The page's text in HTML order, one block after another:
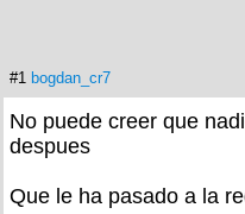
#1 bogdan_cr7
No puede creer que
despues
Que le ha pasado a la